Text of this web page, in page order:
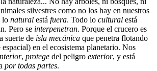
silvestres como no los hay en nuestros
lo natural está fuera. Todo lo cultural está
Pero se interpenetran. Porque el crucero es
suerte de isla mecánica que penetra flotando
espacial) en el ecosistema planetario. Nos
, protege del peligro exterior, y está
por todas partes.